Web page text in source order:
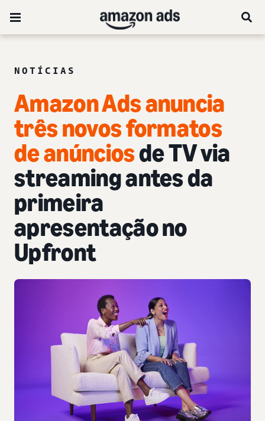
NOTÍCIAS
Amazon Ads anuncia
três novos formatos
de anúnciosde TV via
streaming antes da
primeira
apresentação no
Upfront